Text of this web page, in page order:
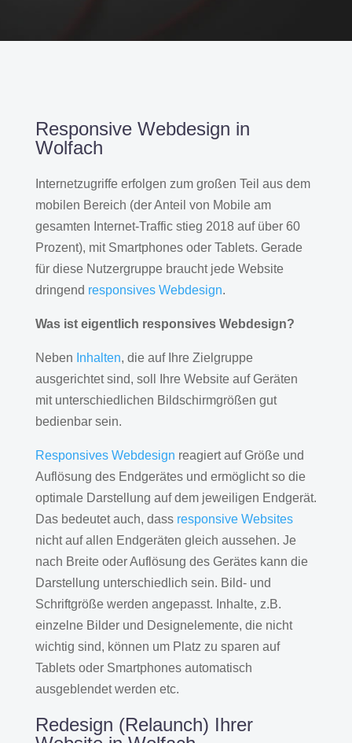
Responsive Webdesign in
Wolfach
Internetzugriffe erfolgen zum großen Teil aus dem
mobilen Bereich (der Anteil von Mobile am
gesamten Internet-Traffic stieg 2018 auf über 60
Prozent), mit Smartphones oder Tablets. Gerade
für diese Nutzergruppe braucht jede Website
dringend responsives Webdesign.
Was ist eigentlich responsives Webdesign?
Neben Inhalten, die auf Ihre Zielgruppe
ausgerichtet sind, soll Ihre Website auf Geräten
mit unterschiedlichen Bildschirmgrößen gut
bedienbar sein.
Responsives Webdesign reagiert auf Größe und
Auflösung des Endgerätes und ermöglicht so die
optimale Darstellung auf dem jeweiligen Endgerät.
Das bedeutet auch, dass responsive Websites
nicht auf allen Endgeräten gleich aussehen. Je
nach Breite oder Auflösung des Gerätes kann die
Darstellung unterschiedlich sein. Bild- und
Schriftgröße werden angepasst. Inhalte, z.B.
einzelne Bilder und Designelemente, die nicht
wichtig sind, können um Platz zu sparen auf
Tablets oder Smartphones automatisch
ausgeblendet werden etc.
Redesign (Relaunch) Ihrer